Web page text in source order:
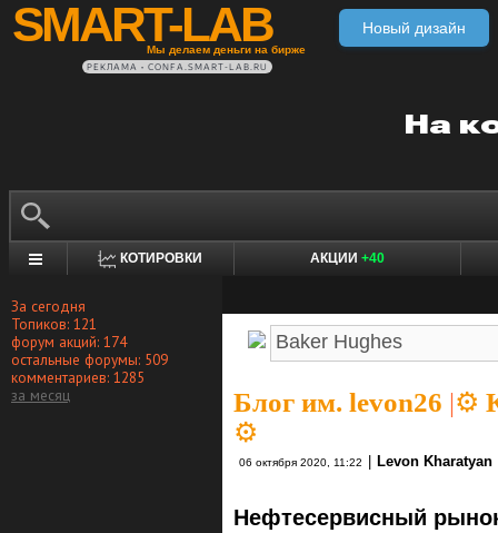
SMART-LAB
Мы делаем деньги на бирже
Новый дизайн
РЕКЛАМА • CONFA.SMART-LAB.RU
КОТИРОВКИ АКЦИИ +40
За сегодня
Топиков: 121
форум акций: 174
остальные форумы: 509
комментариев: 1285
за месяц
Блог им. levon26 |⚙️
⚙️
06 октября 2020, 11:22 Levon Kharatyan
Нефтесервисный